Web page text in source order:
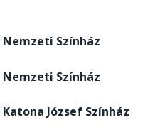
Nemzeti Színház
Nemzeti Színház
Katona József Színház